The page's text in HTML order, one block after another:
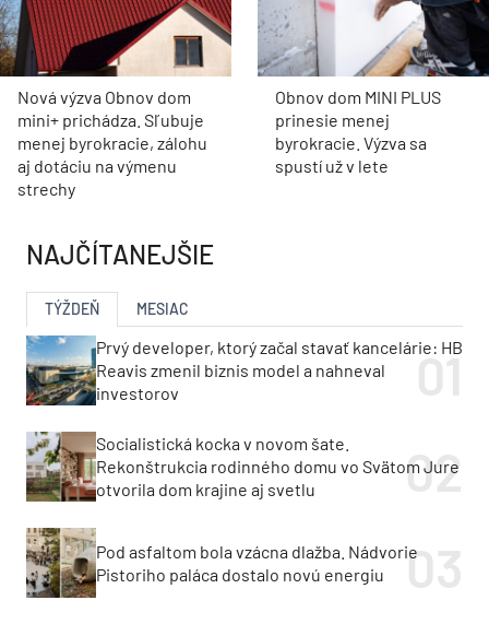
Nová výzva Obnov dom
mini+ prichádza. Sľubuje
menej byrokracie, zálohu
aj dotáciu na výmenu
strechy
Obnov dom MINI PLUS
prinesie menej
byrokracie. Výzva sa
spustí už v lete
NAJČÍTANEJŠIE
TÝŽDEŇ MESIAC
Prvý developer, ktorý začal stavať kancelárie: HB
Reavis zmenil biznis model a nahneval
investorov
Socialistická kocka v novom šate.
Rekonštrukcia rodinného domu vo Svätom Jure
otvorila dom krajine aj svetlu
Pod asfaltom bola vzácna dlažba. Nádvorie
Pistoriho paláca dostalo novú energiu